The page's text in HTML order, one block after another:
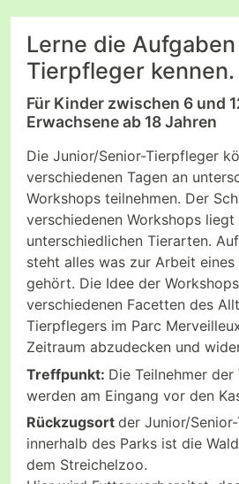
Lerne die
Tierpfleger kennen.
Für Kinder zwischen 6 und
Erwachsene ab 18 Jahren
Die Junior/Senior-Tierpfleger
verschiedenen Tagen an
Workshops teilnehmen. Der
verschiedenen Workshops liegt
unterschiedlichen Tierarten.
steht alles was zur Arbeit
gehört. Die Idee der
verschiedenen Facetten des
Tierpflegers im Parc
Zeitraum abzudecken und
Treffpunkt: Die Teilnehmer
werden am Eingang vor den
Rückzugsort der Junior/
innerhalb des Parks ist die
dem Streichelzoo.